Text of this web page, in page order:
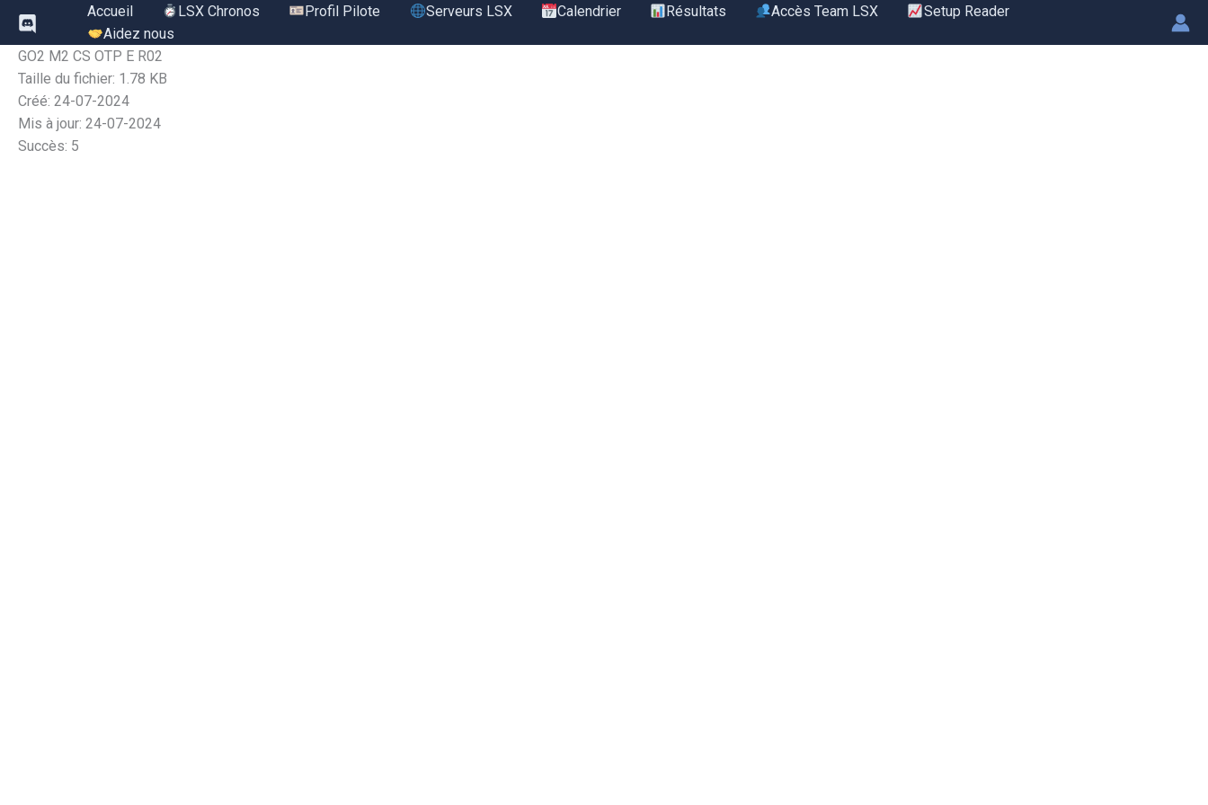
Aller
contenu
Accueil LSX Chronos Profil Pilote Serveurs LSX Calendrier Résultats Accès Team LSX
Setup Reader
Aidez nous
GO2 M2 CS OTP E R02
Taille du fichier: 1.78 KB
Créé: 24-07-2024
Mis à jour: 24-07-2024
Succès: 5